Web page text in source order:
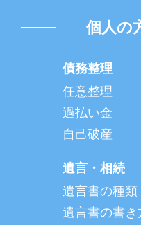
個人の
債務整理
任意整理
過払い金
自己破産
遺言・相続
遺言書の種類
遺言書の書き